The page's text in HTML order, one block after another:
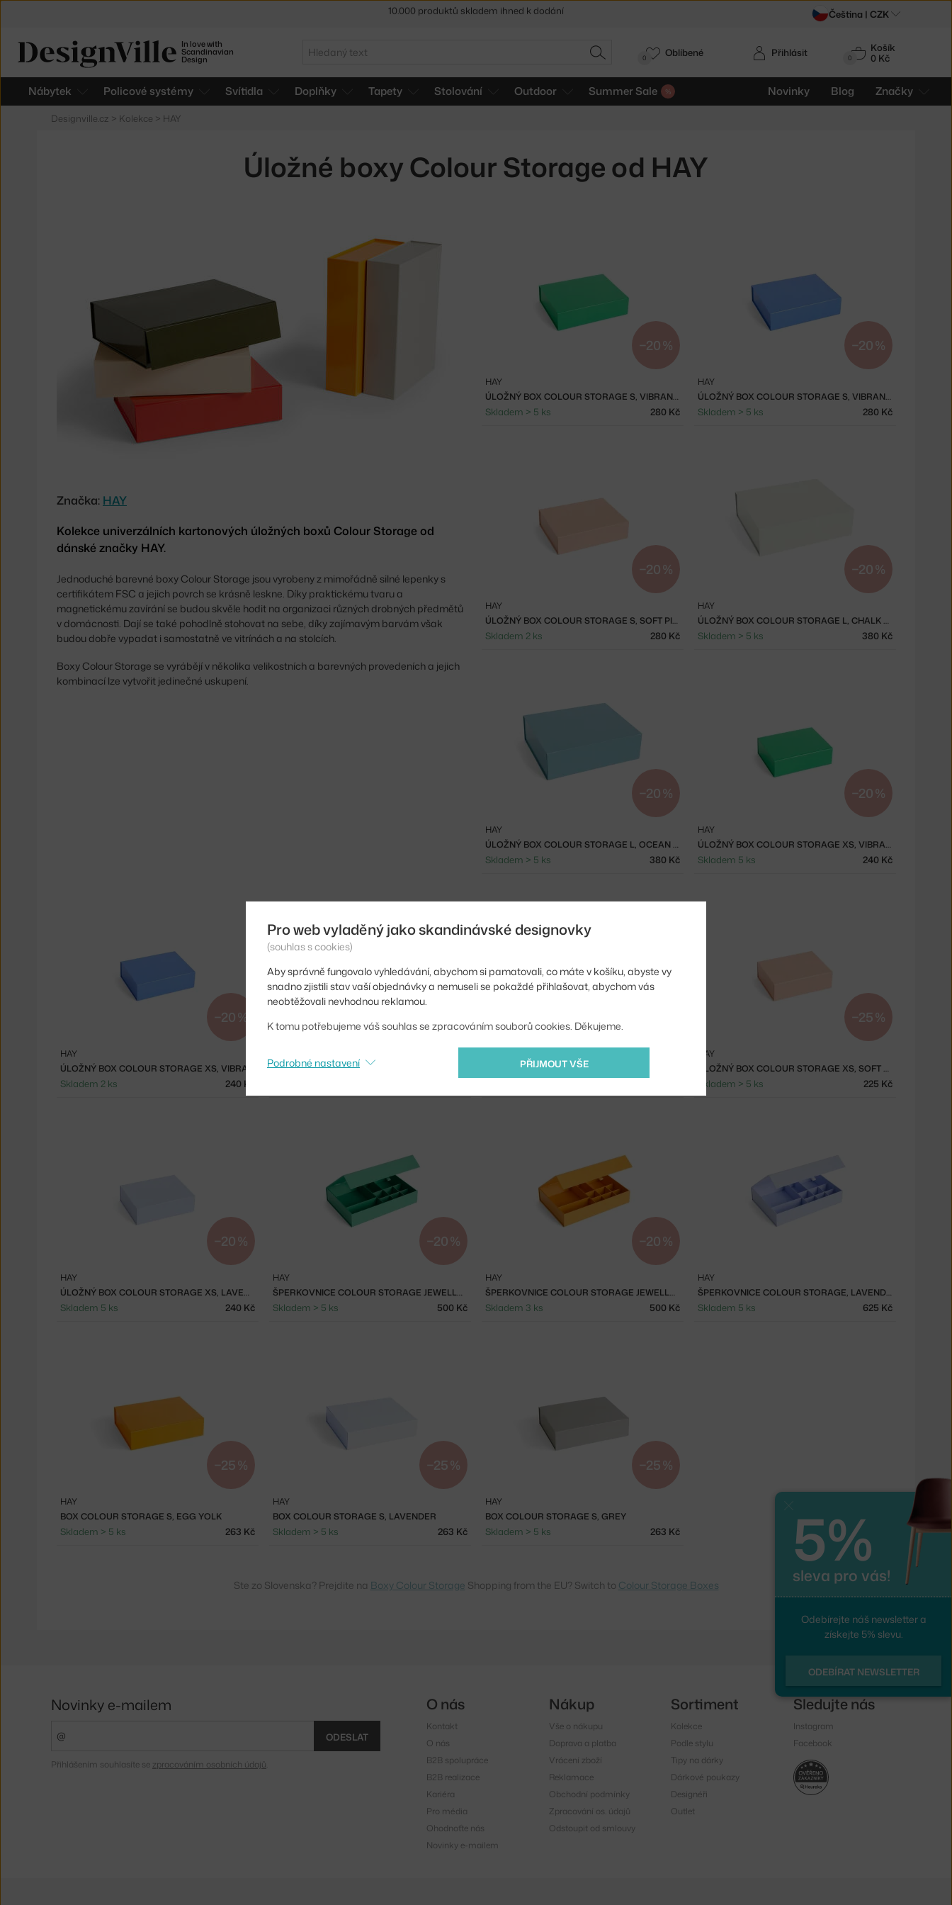
In love with
Scandinavian
Design
Hledat
HLEDAT 0
Košík
0 Kč
Nábytek Policové systémy Svítidla Doplňky Tapety Stolování Outdoor Summer Sale Novinky Blog Značky
Přihlásit
0 Oblíbené
Designville.cz > Kolekce > HAY
Úložné boxy Colour Storage od HAY
Značka: HAY
Kolekce univerzálních kartonových úložných boxů Colour Storage od
dánské značky HAY.
Jednoduché barevné boxy Colour Storage jsou vyrobeny z mimořádně silné lepenky s
certifikátem FSC a jejich povrch se krásně leskne. Díky praktickému tvaru a
magnetickému zavírání se budou skvěle hodit na organizaci různých drobných předmětů
v domácnosti. Dají se také pohodlně stohovat na sebe, díky zajímavým barvám však
budou dobře vypadat i samostatně ve vitrínách a na stolcích.
Boxy Colour Storage se vyrábějí v několika velikostních a barevných provedeních a jejich
kombinací lze vytvořit jedinečné uskupení.
Colour
Storage
−20 %
ÚLOŽNÝ BOX COLOUR STORAGE S, VIBRANT GREEN
HAY
Skladem > 5 ks 280 Kč
−20 %
ÚLOŽNÝ BOX COLOUR STORAGE S, VIBRANT BLUE
HAY
Skladem > 5 ks 280 Kč
−20 %
ÚLOŽNÝ BOX COLOUR STORAGE S, SOFT PINK
HAY
Skladem 2 ks 280 Kč
−20 %
ÚLOŽNÝ BOX COLOUR STORAGE L, CHALK WHITE
HAY
Skladem > 5 ks 380 Kč
−20 %
ÚLOŽNÝ BOX COLOUR STORAGE L, OCEAN BLUE
HAY
Skladem > 5 ks 380 Kč
−20 %
ÚLOŽNÝ BOX COLOUR STORAGE XS, VIBRANT GREEN
HAY
Skladem 5 ks 240 Kč
−20 %
HAY
Skladem 2 ks 240 Kč
−25 %
ÚLOŽNÝ BOX COLOUR STORAGE XS, SOFT PINK
HAY
Skladem > 5 ks 225 Kč
−20 %
ÚLOŽNÝ BOX COLOUR STORAGE XS, LAVENDER
HAY
Skladem 5 ks 240 Kč
−20 %
ŠPERKOVNICE COLOUR STORAGE JEWELLERY BOX, EMERALD GREEN
HAY
Skladem > 5 ks 500 Kč
−20 %
ŠPERKOVNICE COLOUR STORAGE JEWELLERY BOX, EGG YOLK
HAY
Skladem 3 ks 500 Kč
ŠPERKOVNICE COLOUR STORAGE, LAVENDER
HAY
Skladem 5 ks 625 Kč
−25 %
BOX COLOUR STORAGE S, EGG YOLK
HAY
Skladem > 5 ks 263 Kč
−25 %
BOX COLOUR STORAGE S, LAVENDER
HAY
Skladem > 5 ks 263 Kč
−25 %
BOX COLOUR STORAGE S, GREY
HAY
Skladem > 5 ks 263 Kč
Ste zo Slovenska? Prejdite na Boxy Colour Storage Shopping from the EU? Switch to Colour Storage Boxes
Sleva 5 % pro odběratelenewsletteru Čeština | CZK
Pro web vyladěný jako skandinávské designovky
(souhlas s cookies)
Aby správně fungovalo vyhledávání, abychom si pamatovali, co máte v košíku, abyste vy
snadno zjistili stav vaší objednávky a nemuseli se pokaždé přihlašovat, abychom vás
neobtěžovali nevhodnou reklamou.
K tomu potřebujeme váš souhlas se zpracováním souborů cookies. Děkujeme.
PŘIJMOUT VŠE
Podrobné nastavení
5%
sleva pro vás!
Odebírejte náš newsletter a
získejte 5% slevu.
ODEBÍRAT NEWSLETTER
Novinky e-mailem
ODESLAT
Přihlášením souhlasíte se zpracováním osobních údajů
O nás
Kontakt
O nás
B2B spolupráce
B2B realizace
Kariéra
Pro média
Ohodnoťte nás
Novinky e-mailem
Nákup
Vše o nákupu
Doprava a platba
Vrácení zboží
Reklamace
Obchodní podmínky
Zpracování os. údajů
Odstoupit od smlouvy
Sortiment
Kolekce
Podle stylu
Tipy na dárky
Dárkové poukazy
Designéři
Outlet
Sledujte nás
Instagram
Facebook